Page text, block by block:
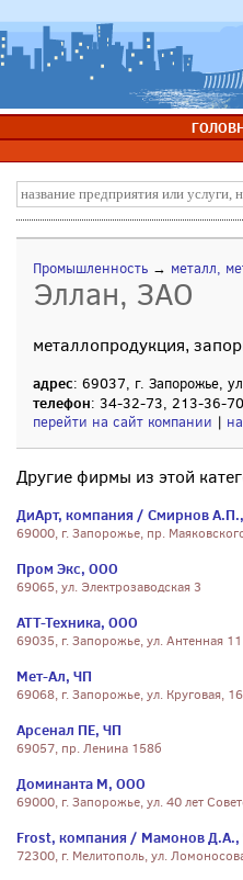
Промышленность → металл,
Эллан, ЗАО
металлопродукция,
адрес: 69037, г. Запорожье,
телефон: 34-32-73, 213-36-
перейти на сайт компании |
Другие фирмы из этой
ДиАрт, компания / Смирнов
69000, г. Запорожье, пр.
Пром Экс, ООО
69065, ул. Электрозаводская 3
АТТ-Техника, ООО
69035, г. Запорожье, ул. Антенная 11
Мет-Ал, ЧП
69068, г. Запорожье, ул. Круговая,
Арсенал ПЕ, ЧП
69057, пр. Ленина 158б
Доминанта М, ООО
69000, г. Запорожье, ул. 40 лет
Frost, компания / Мамонов Д.А.,
72300, г. Мелитополь, ул.